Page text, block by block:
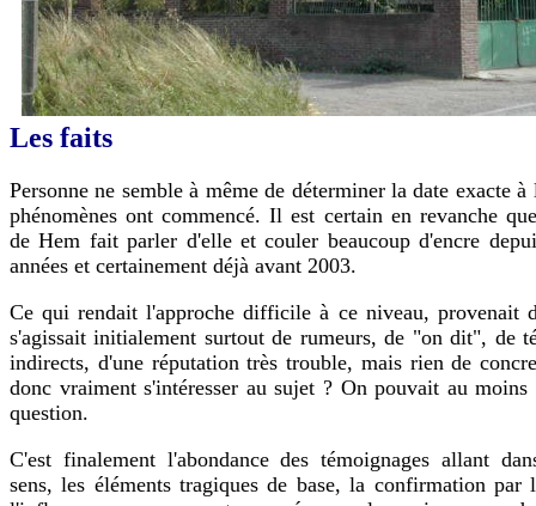
Les faits
Personne ne semble à même de déterminer la date exacte à
phénomènes ont commencé. Il est certain en revanche
de Hem fait parler d'elle et couler beaucoup d'encre
années et certainement déjà avant 2003.
Ce qui rendait l'approche difficile à ce niveau, provenait
s'agissait initialement surtout de rumeurs, de "on dit", de
indirects, d'une réputation très trouble, mais rien de
donc vraiment s'intéresser au sujet ? On pouvait au moins
question.
C'est finalement l'abondance des témoignages allant
sens, les éléments tragiques de base, la confirmation par